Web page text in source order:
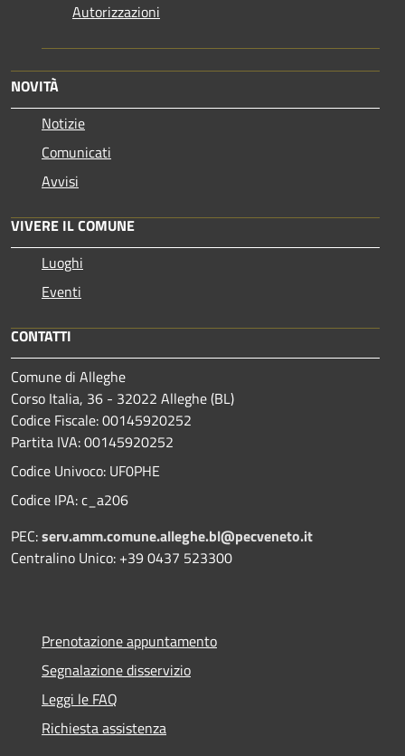
Autorizzazioni
NOVITÀ
Notizie
Comunicati
Avvisi
VIVERE IL COMUNE
Luoghi
Eventi
CONTATTI
Comune di Alleghe
Corso Italia, 36 - 32022 Alleghe (BL)
Codice Fiscale: 00145920252
Partita IVA: 00145920252
Codice Univoco: UF0PHE
Codice IPA: c_a206
PEC:serv.amm.comune.alleghe.bl@pecveneto.it
Centralino Unico: +39 0437 523300
Prenotazione appuntamento
Segnalazione disservizio
Leggi le FAQ
Richiesta assistenza